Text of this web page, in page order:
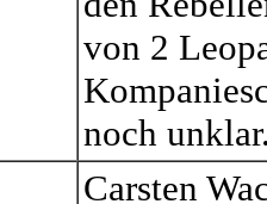
von 2
noch
Carsten